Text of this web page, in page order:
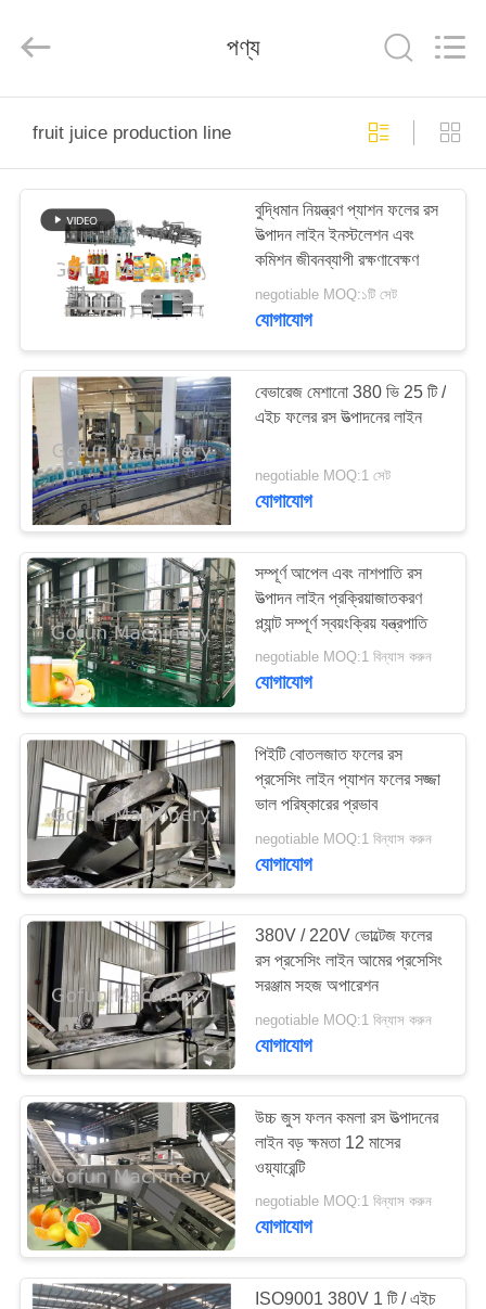
পণ্য
প্রদর্শন
আমাদের
সম্পর্কে
কারখানা
ভ্রমণ
মান
নিয়ন্ত্রণ
যোগাযোগ
করুন
খবর
মামলা
উদ্ধৃতির
জন্য
আবেদন
সাইট
ম্যাপ
গোপনীয়তা
নীতি
Reserved.
পণ্য
fruit juice production line
বুদ্ধিমান নিয়ন্ত্রণ প্যাশন ফলের রস
উত্পাদন লাইন ইনস্টলেশন এবং
কমিশন জীবনব্যাপী রক্ষণাবেক্ষণ
negotiable MOQ:১টি সেট
যোগাযোগ
বেভারেজ মেশানো 380 ভি 25 টি /
এইচ ফলের রস উত্পাদনের লাইন
negotiable MOQ:1 সেট
যোগাযোগ
সম্পূর্ণ আপেল এবং নাশপাতি রস
উত্পাদন লাইন প্রক্রিয়াজাতকরণ
প্ল্যান্ট সম্পূর্ণ স্বয়ংক্রিয় যন্ত্রপাতি
negotiable MOQ:1 বিন্যাস করুন
যোগাযোগ
পিইটি বোতলজাত ফলের রস
প্রসেসিং লাইন প্যাশন ফলের সজ্জা
ভাল পরিষ্কারের প্রভাব
negotiable MOQ:1 বিন্যাস করুন
যোগাযোগ
380V / 220V ভোল্টেজ ফলের
রস প্রসেসিং লাইন আমের প্রসেসিং
সরঞ্জাম সহজ অপারেশন
negotiable MOQ:1 বিন্যাস করুন
যোগাযোগ
উচ্চ জুস ফলন কমলা রস উত্পাদনের
লাইন বড় ক্ষমতা 12 মাসের
ওয়্যারেন্টি
negotiable MOQ:1 বিন্যাস করুন
যোগাযোগ
ISO9001 380V 1 টি / এইচ